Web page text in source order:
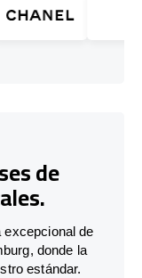
de
excepcional de
donde la
estándar.